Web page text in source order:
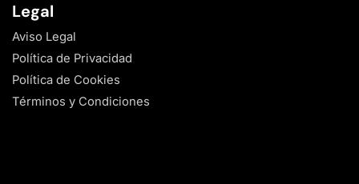
Legal
Aviso Legal
Política de Privacidad
Política de Cookies
Términos y Condiciones